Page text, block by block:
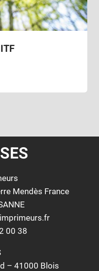
Mendès France
00 38
– 41000 Blois